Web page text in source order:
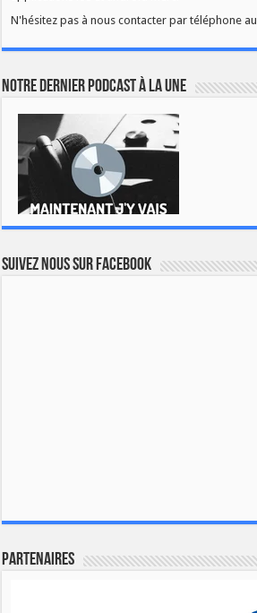
N'hésitez pas à nous contacter par téléphone au
Notre dernier podcast à la une
Suivez nous sur Facebook
Partenaires